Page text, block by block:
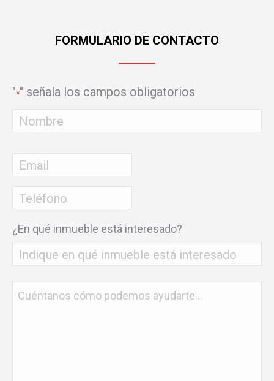
FORMULARIO DE CONTACTO
"*" señala los campos obligatorios
Nombre
Email
Teléfono
¿En qué inmueble está interesado?
Sin